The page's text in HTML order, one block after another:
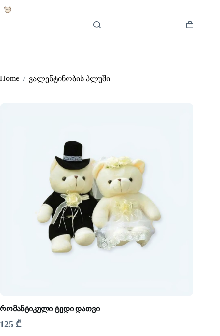
to
Shopping
Home / ვალენტინობის პლუში
რომანტიკული ტედი დათვი
125 ₾